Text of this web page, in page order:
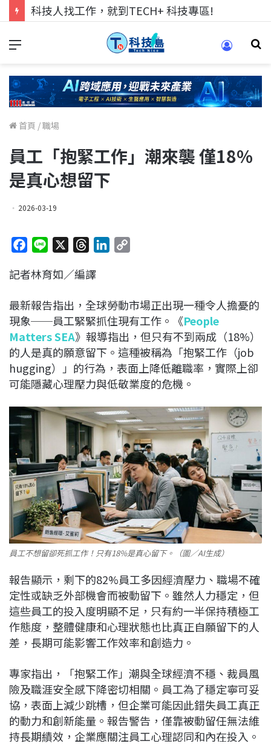
科技人找工作，就到TECH+ 科技專區!
首頁 /職場
員工「抱緊工作」潮來襲 僅18%
是真心想留下
2026-03-19
c
b
o
o
k
n
r
a
d
s
e
d
I
n
L
i
n
k
記者林育如／編譯
最新報告指出，全球勞動市場正出現一種令人擔憂的
現象──員工緊緊抓住現有工作。《People
Matters SEA》報導指出，但只有不到兩成（18%）
的人是真的願意留下。這種被稱為「抱緊工作（job
hugging）」的行為，表面上降低離職率，實際上卻
可能隱藏心理壓力與低敬業度的危機。
員工不想留卻死抓工作！只有18%是真心留下。（圖／AI生成）
報告顯示，剩下的82%員工多因經濟壓力、職場不確
定性或缺乏外部機會而被動留下。雖然人力穩定，但
這些員工的投入度明顯不足，只有約一半保持積極工
作態度，整體健康和心理狀態也比真正自願留下的人
差，長期可能影響工作效率和創造力。
專家指出，「抱緊工作」潮與全球經濟不穩、裁員風
險及職涯安全感下降密切相關。員工為了穩定寧可妥
協，表面上減少跳槽，但企業可能因此錯失員工真正
的動力和創新能量。報告警告，僅靠被動留任無法維
持長期績效，企業應關注員工心理認同和內在投入。